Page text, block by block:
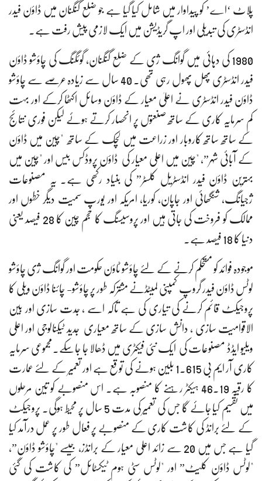
پلاٹ ‘اے’ کو پیداوار میں شامل کیا گیا ہے جو ضلع گنگنان میں ڈاؤن فیدر
انڈسٹری کی تبدیلی اور اپ گریڈیشن میں ایک لازمی پیش رفت ہے۔
1980 کی دہائی میں گوانگ ژی کے ضلع گنگنان، گوئگنگ کی چاؤشو ڈاؤن
فیدر انڈسٹری پھل پھول رہی تھی۔ 40 سال سے زیادہ عرصے سے چاؤشو
ڈاؤن فیدر انڈسٹری نے اعلیٰ معیار کے ڈاؤن وسائل اکٹھا کرکے اور بہت
کم سرمایہ کاری کے ساتھ صنعتوں پر انحصار کرتے ہوئے لیکن فوری نتائج
کے ساتھ ساتھ کاروبار اور زراعت میں لچک کے ساتھ "چین میں ڈاؤن
کے آبائی شہر”، "چین میں اعلی معیار کی ڈاؤن پروڈکس بیس اور "چین میں
بہترین ڈاؤن فیدر انڈسٹریل کلسٹر” کی بنیاد رکھی ہے۔ یہ مصنوعات
ژجیانگ، شنگھائی اور جاپان، کوریا، امریکہ اور یورپ سمیت دیگر خطوں اور
ممالک کو فروخت کی جاتی ہیں اور پروسیسنگ کا حجم چین کا 28 فیصد یعنی
دنیا کا 18 فیصد ہے۔
موجودہ فوائد کو مستحکم کرنے کے لئے چاؤشو ٹاؤن حکومت اور گوانگ ژی چاؤشو
لوٹس ڈاؤن فیدر گروپ کمپنی لمیٹڈنے مشترکہ طور پر چاؤشو- چائنا ڈاؤن ویلی کا
پروجیکٹ قائم کرنے کی تیاری کی ہے تاکہ اسے ، جدت سازی اور بین
الاقوامیت سازی ، دانش سازی کے ساتھ معیاری جدید ٹیکنالوجی اور اعلی
ویلیو ایڈڈ مصنوعات کی ایک نئی فیکٹری میں ڈھالا جا جاسکے۔مجموعی سرمایہ
کاری آر ایم بی 1.615 بلین ہونے کی توقع ہے اور تعمیر کے لئے عمارت
کا رقبہ 46.19 ہیکٹر رہنے کا منصوبہ ہے۔ اس منصوبے کو تین مرحلوں
میں تقسیم کیا جائے گا جس کی تعمیر کی مدت 5 سال پر محیط ہوگی۔ پروجیکٹ
کے لئے برانڈ کی کاشت کاری کے منصوبے پر فعال طور پر عمل درآمد کیا
گیا ہے جس میں 20 سے زائد اعلی معیار کے برانڈز، جیسے "چاؤشو ڈاؤن”،
"لوٹس ڈاؤن کلیٹ” اور "لوٹس سٹی ہوم ٹیکسٹائل” کی کاشت کی گئی